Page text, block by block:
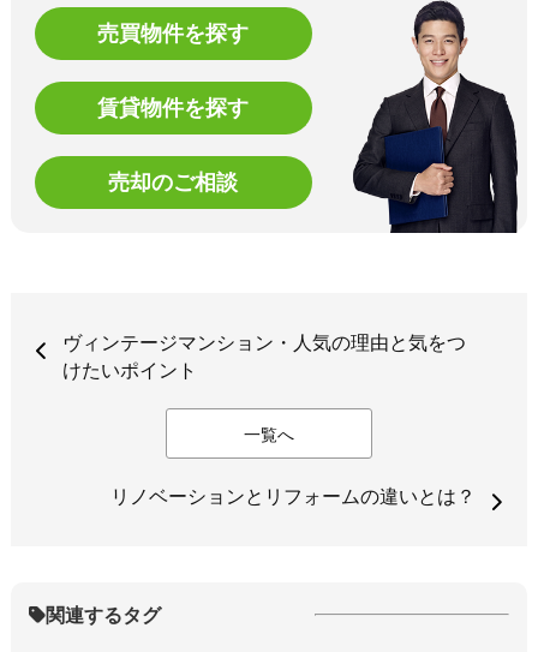
売買物件を探す
賃貸物件を探す
売却のご相談
ヴィンテージマンション・人気の理由と気をつ
けたいポイント
一覧へ
リノベーションとリフォームの違いとは？
関連するタグ